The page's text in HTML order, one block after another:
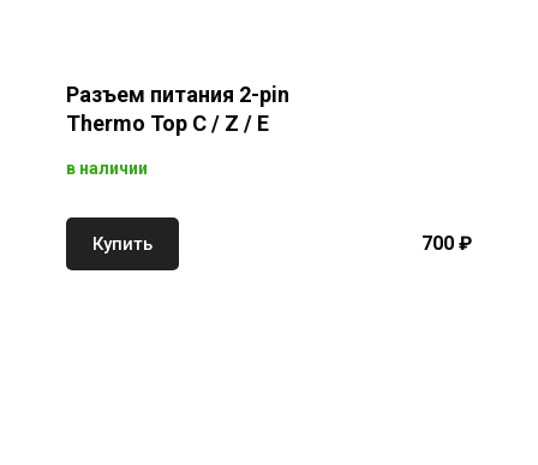
Разъем питания 2-pin
Thermo Top С / Z / E
в наличии
Купить 700 ₽